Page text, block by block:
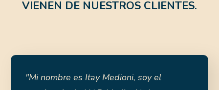
VIENEN DE NUESTROS CLIENTES.
"Mi nombre es Itay Medioni, soy el